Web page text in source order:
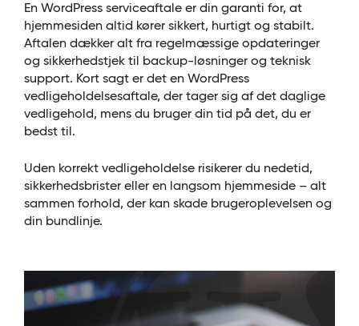
En WordPress serviceaftale er din garanti for, at
hjemmesiden altid kører sikkert, hurtigt og stabilt.
Aftalen dækker alt fra regelmæssige opdateringer
og sikkerhedstjek til backup-løsninger og teknisk
support. Kort sagt er det en WordPress
vedligeholdelsesaftale, der tager sig af det daglige
vedligehold, mens du bruger din tid på det, du er
bedst til.
Uden korrekt vedligeholdelse risikerer du nedetid,
sikkerhedsbrister eller en langsom hjemmeside – alt
sammen forhold, der kan skade brugeroplevelsen og
din bundlinje.